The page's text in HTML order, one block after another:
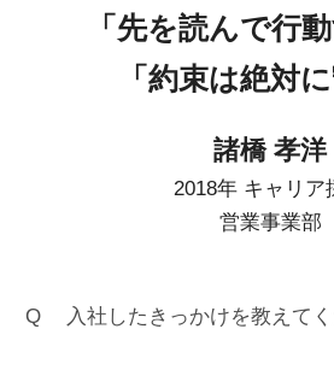
「先を読んで行
「約束は絶対に
諸橋 孝洋
2018年 キャリア
営業事業部
入社したきっかけを教えてく